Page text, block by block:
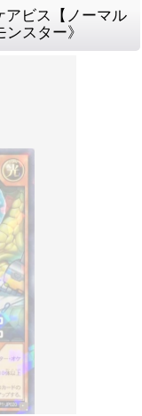
アビス【ノーマル
スター》